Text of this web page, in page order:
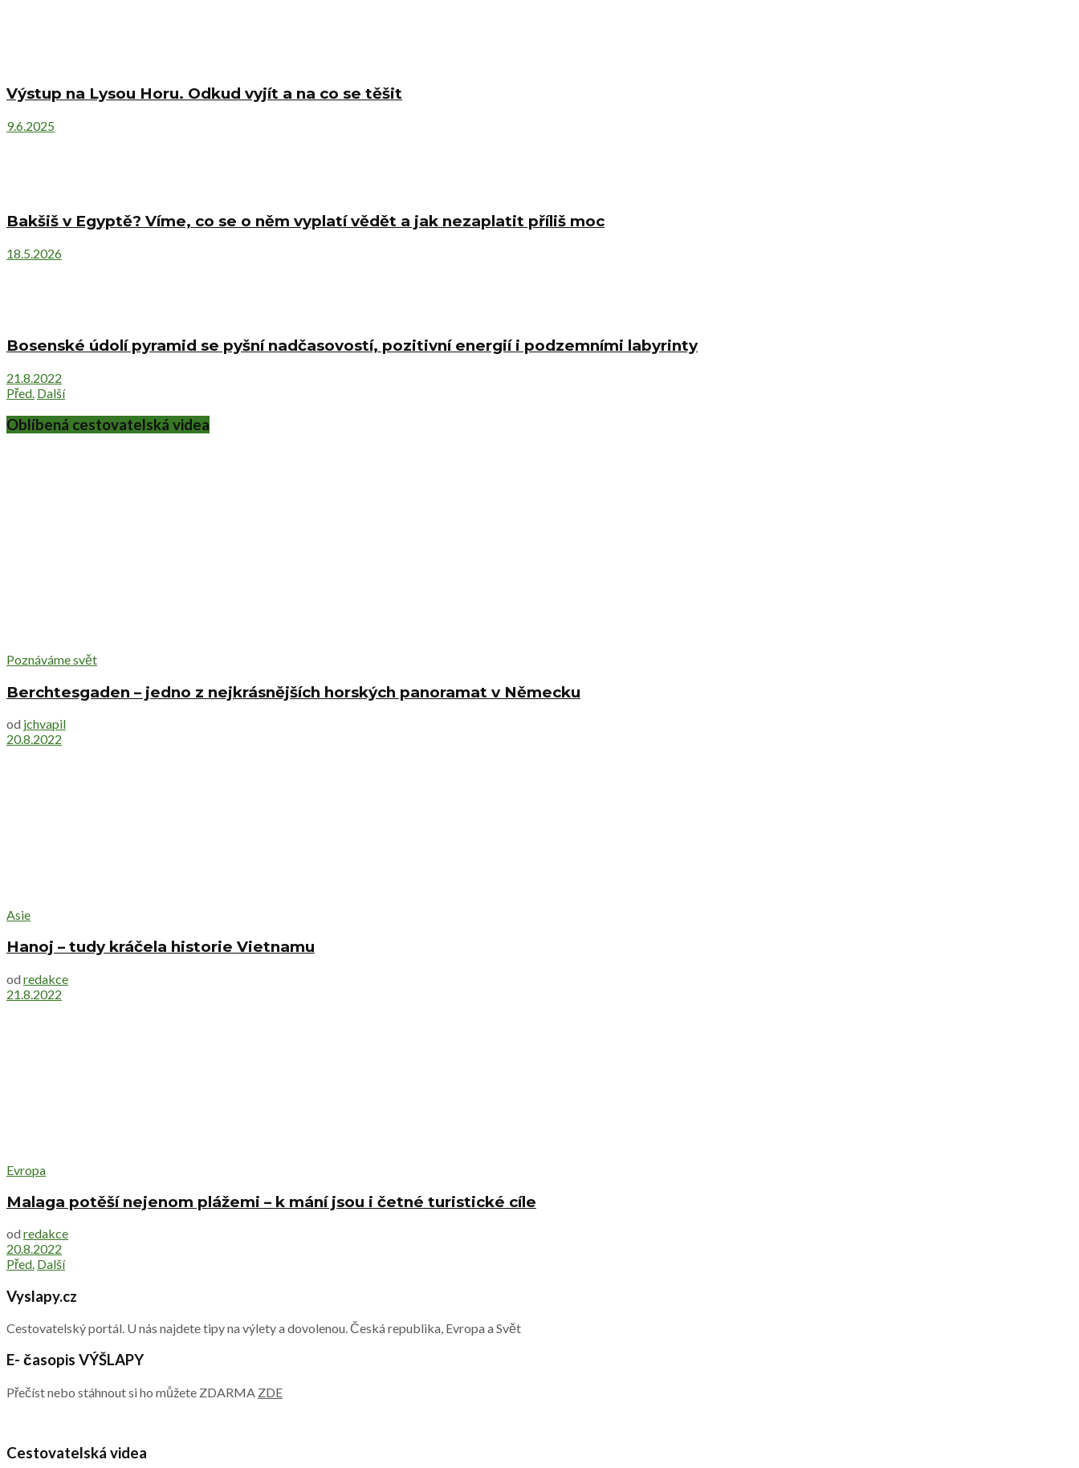
Výstup na Lysou Horu. Odkud vyjít a na co se těšit
9.6.2025
Bakšiš v Egyptě? Víme, co se o něm vyplatí vědět a jak nezaplatit příliš moc
18.5.2026
Bosenské údolí pyramid se pyšní nadčasovostí, pozitivní energií i podzemními labyrinty
21.8.2022
Před. Další
Oblíbená cestovatelská videa
Poznáváme svět
Berchtesgaden – jedno z nejkrásnějších horských panoramat v Německu
od jchvapil
20.8.2022
Asie
Hanoj – tudy kráčela historie Vietnamu
od redakce
21.8.2022
Evropa
Malaga potěší nejenom plážemi – k mání jsou i četné turistické cíle
od redakce
20.8.2022
Před. Další
Vyslapy.cz
Cestovatelský portál. U nás najdete tipy na výlety a dovolenou. Česká republika, Evropa a Svět
E- časopis VÝŠLAPY
Přečíst nebo stáhnout si ho můžete ZDARMA ZDE
Cestovatelská videa